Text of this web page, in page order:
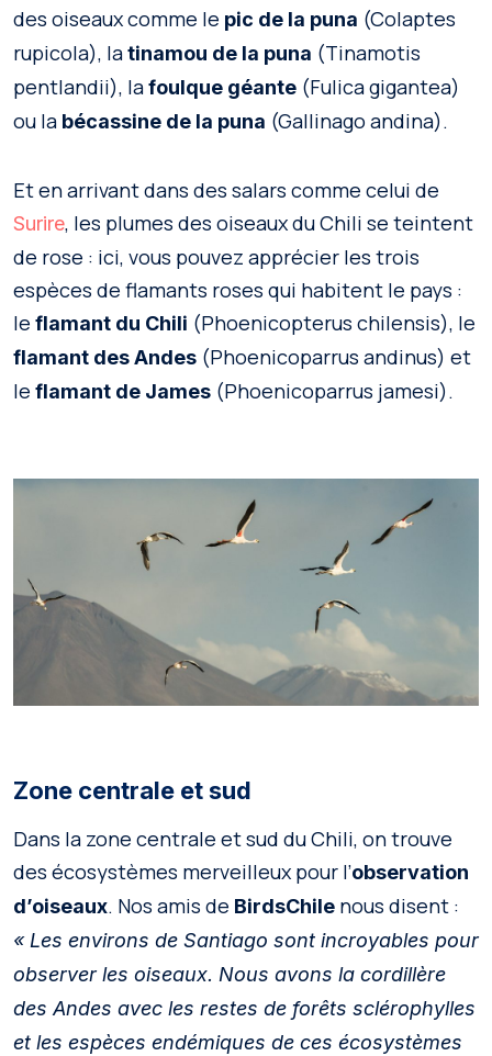
des oiseaux comme le pic de la puna (Colaptes
rupicola), latinamou de la puna (Tinamotis
pentlandii), lafoulque géante (Fulica gigantea)
ou la bécassine de la puna (Gallinago andina).
Et en arrivant dans des salars comme celui de
Surire, les plumes des oiseaux du Chili se teintent
de rose : ici, vous pouvez apprécier les trois
espèces de flamants roses qui habitent le pays :
le flamant du Chili (Phoenicopterus chilensis), le
flamant des Andes (Phoenicoparrus andinus) et
le flamant de James (Phoenicoparrus jamesi).
Zone centrale et sud
Dans la zone centrale et sud du Chili, on trouve
des écosystèmes merveilleux pour l’observation
d’oiseaux. Nos amis de BirdsChile nous disent :
« Les environs de Santiago sont incroyables pour
observer les oiseaux. Nous avons la cordillère
des Andes avec les restes de forêts sclérophylles
et les espèces endémiques de ces écosystèmes